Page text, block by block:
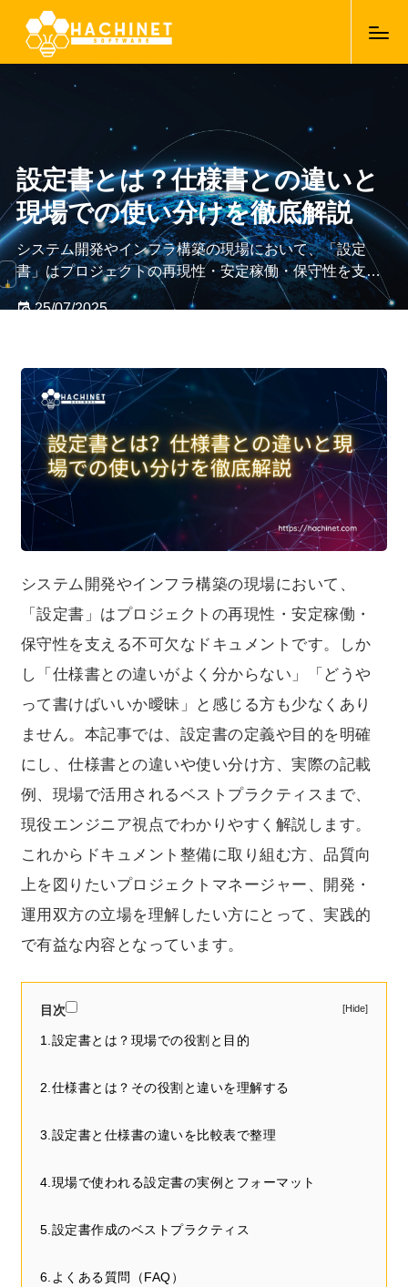
設定書とは？仕様書との違いと
現場での使い分けを徹底解説
システム開発やインフラ構築の現場において、「設定
書」はプロジェクトの再現性・安定稼働・保守性を支え
る不可欠なドキュメントです。しかし「仕様書との違い
がよく分からない」「どうやって書けばいいか曖昧」と
際の記載例、現場で活用されるベストプラクティスま
で、現役エンジニア視点でわかりやすく解説します。こ
れからドキュメント整備に取り組む方、品質向上を図り
たいプロジェクトマネージャー、開発・運用双方の立場
を理解したい方にとって、実践的で有益な内容となって
います。
25/07/2025
システム開発やインフラ構築の現場において、
「設定書」はプロジェクトの再現性・安定稼働・
保守性を支える不可欠なドキュメントです。しか
し「仕様書との違いがよく分からない」「どうや
って書けばいいか曖昧」と感じる方も少なくあり
ません。本記事では、設定書の定義や目的を明確
にし、仕様書との違いや使い分け方、実際の記載
例、現場で活用されるベストプラクティスまで、
現役エンジニア視点でわかりやすく解説します。
これからドキュメント整備に取り組む方、品質向
上を図りたいプロジェクトマネージャー、開発・
運用双方の立場を理解したい方にとって、実践的
で有益な内容となっています。
目次
1.設定書とは？現場での役割と目的
2.仕様書とは？その役割と違いを理解する
3.設定書と仕様書の違いを比較表で整理
4.現場で使われる設定書の実例とフォーマット
5.設定書作成のベストプラクティス
6.よくある質問（FAQ）